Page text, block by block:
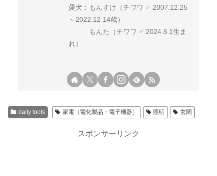
愛犬：もんすけ（チワワ ♂ 2007.12.25
～2022.12 14歳）
もんた（チワワ ♂ 2024.8.1生ま
れ）
daily tools 家電（電化製品・電子機器） 照明 玄関
スポンサーリンク